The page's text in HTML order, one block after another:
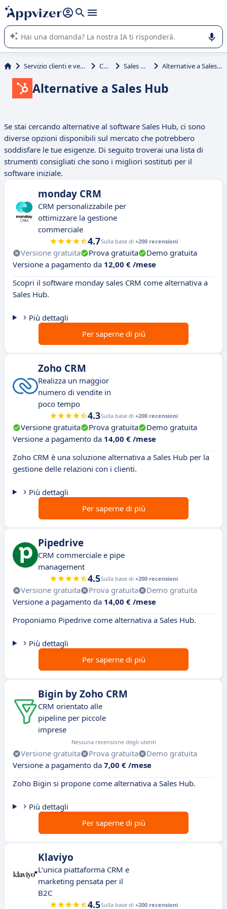
righe con
shift + enter
L'IA di Appvizer vi guida nell'utilizzo o nella scelta di un
software SaaS per la vostra azienda.
Servizio clienti e vendite CRM Sales Hub Alternative a Sales Hub
Alternative a Sales Hub
Se stai cercando alternative al software Sales Hub, ci sono
diverse opzioni disponibili sul mercato che potrebbero
soddisfare le tue esigenze. Di seguito troverai una lista di
strumenti consigliati che sono i migliori sostituti per il
software iniziale.
monday CRM
CRM personalizzabile per
ottimizzare la gestione
commerciale
4.7Sulla base di +200 recensioni
Versione gratuita Prova gratuita
Demo gratuita
Versione a pagamento da 12,00 € /mese
Scopri il software monday sales CRM come alternativa a
Sales Hub.
Più dettagli
Per saperne di più
Zoho CRM
Realizza un maggior
numero di vendite in
poco tempo
4.3Sulla base di +200 recensioni
Versione gratuita Prova gratuita
Demo gratuita
Versione a pagamento da 14,00 € /mese
Zoho CRM è una soluzione alternativa a Sales Hub per la
gestione delle relazioni con i clienti.
Più dettagli
Per saperne di più
Pipedrive
CRM commerciale e pipe
management
4.5Sulla base di +200 recensioni
Versione gratuita Prova gratuita
Demo gratuita
Versione a pagamento da 14,00 € /mese
Proponiamo Pipedrive come alternativa a Sales Hub.
Più dettagli
Per saperne di più
Bigin by Zoho CRM
CRM orientato alle
pipeline per piccole
imprese
Nessuna recensione degli utenti
Versione gratuita Prova gratuita
Demo gratuita
Versione a pagamento da 7,00 € /mese
Zoho Bigin si propone come alternativa a Sales Hub.
Più dettagli
Per saperne di più
Klaviyo
L’unica piattaforma CRM e
marketing pensata per il
B2C
4.5Sulla base di +200 recensioni